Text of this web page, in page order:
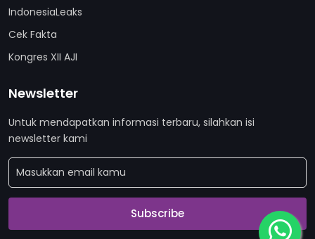
IndonesiaLeaks
Cek Fakta
Kongres XII AJI
Newsletter
Untuk mendapatkan informasi terbaru, silahkan isi
newsletter kami
Subscribe